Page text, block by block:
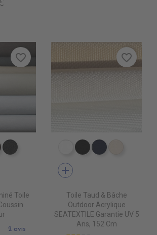
CLAIR
MARBRE FONCE
DD4220 MARBRE WOOD
DD4470 MARBRE BLACK
Toile
2 avis
favorite_border
PR0500 WHITE
PR0600 BLACK
PR0560
add
Toile Taud & Bâche
Outdoor Acrylique
SEATEXTILE Garantie UV 5
Ans, 152 Cm
favorite_border